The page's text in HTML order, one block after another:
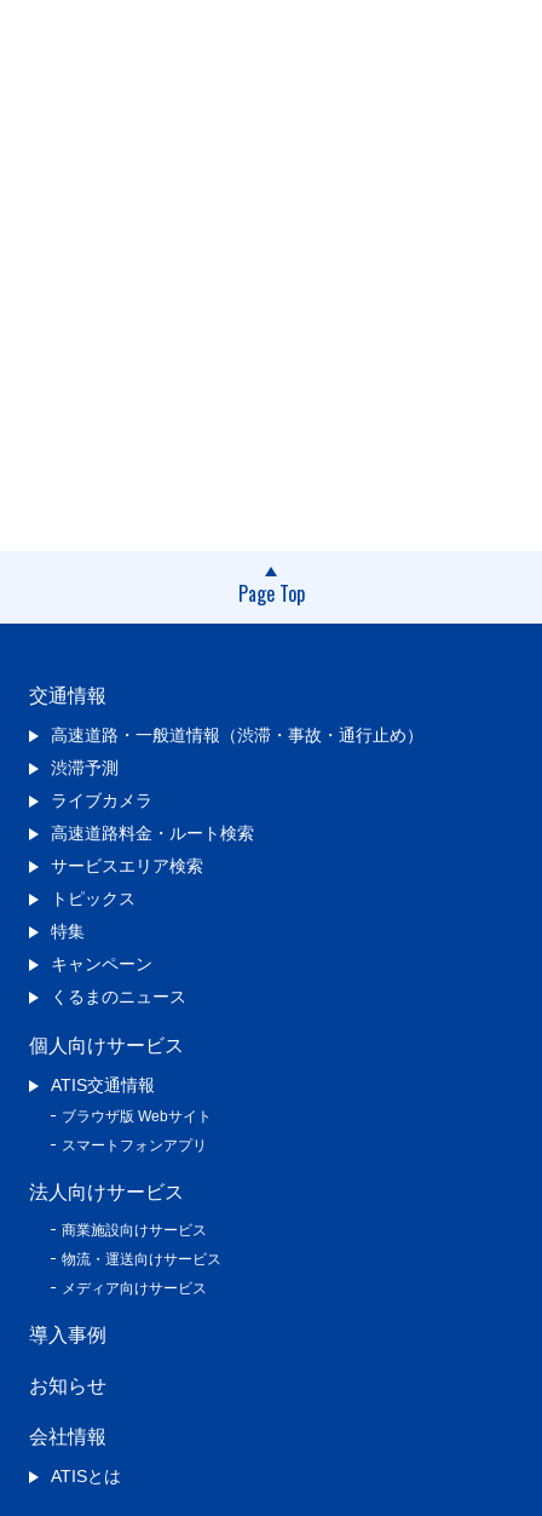
Page Top
交通情報
高速道路・一般道情報（渋滞・事故・通行止め）
渋滞予測
ライブカメラ
高速道路料金・ルート検索
サービスエリア検索
トピックス
特集
キャンペーン
くるまのニュース
個人向けサービス
ATIS交通情報
ブラウザ版 Webサイト
スマートフォンアプリ
法人向けサービス
商業施設向けサービス
物流・運送向けサービス
メディア向けサービス
導入事例
お知らせ
会社情報
ATISとは